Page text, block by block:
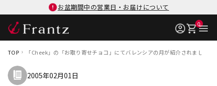
お盆期間中の営業日・お届けについて
0
TOP 「Cheek」の「お取り寄せチョコ」にてバレンシアの月が紹介されました。
2005年02月01日